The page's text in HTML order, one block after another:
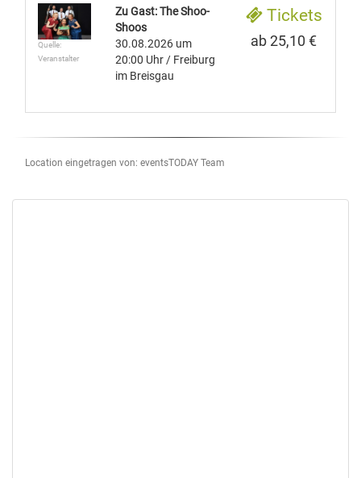
Quelle:
Veranstalter
Zu Gast: The Shoo-
Shoos
30.08.2026 um
20:00 Uhr / Freiburg
im Breisgau
Tickets
ab 25,10 €
Location eingetragen von: eventsTODAY Team